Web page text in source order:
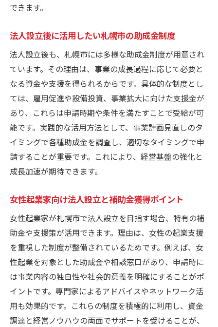
できます。
法人設立後に活用したい札幌市の助成金制度
法人設立後も、札幌市には多様な助成金制度が用意され
ています。その理由は、事業の成長過程に応じて必要と
なる資金や支援を得られるからです。具体的な制度とし
ては、雇用促進や設備投資、事業拡大に向けた支援金が
あり、これらは申請時期や条件を満たすことで受給が可
能です。実践的な活用方法として、事業計画見直しのタ
イミングで各種助成金を調査し、適切なタイミングで申
請することが重要です。これにより、経営基盤の強化と
成長加速が期待できます。
女性起業家向け法人設立と補助金獲得ポイント
女性起業家が札幌市で法人設立を目指す場合、特有の補
助金や支援策が活用できます。理由は、女性の起業支援
を重視した制度が整備されているためです。例えば、女
性起業を対象とした助成金や相談窓口があり、申請時に
は事業内容の独自性や社会的意義を明確にすることがポ
イントです。専門家によるアドバイスやネットワーク活
用も効果的です。これらの制度を積極的に利用し、資金
調達と経営ノウハウの両面でサポートを受けることが、